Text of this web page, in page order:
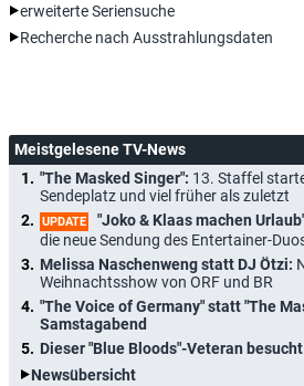
erweiterte Seriensuche
Recherche nach Ausstrahlungsdaten
Meistgelesene TV-News
"The Masked Singer": 13. Staffel
Sendeplatz und viel früher als zuletzt
UPDATE "Joko & Klaas machen
die neue Sendung des Entertainer-
Melissa Naschenweng statt DJ Ötzi:
Weihnachtsshow von ORF und BR
"The Voice of Germany" statt "The
Samstagabend
Dieser "Blue Bloods"-Veteran
Newsübersicht